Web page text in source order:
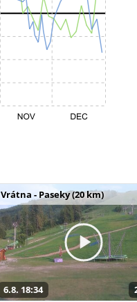
Vrátna - Paseky (20 km)
6.8. 18:34